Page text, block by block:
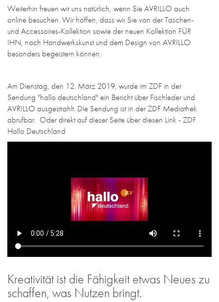
Weiterhin freuen wir uns natürlich, wenn Sie AVRILLO auch
online besuchen.Wir hoffen, dass wir Sie von der Taschen-
und Accessoires-Kollektion sowie der neuen Kollektion FÜR
IHN, nach Handwerkskunst und dem Design von AVRILLO
besonders begeistern können.
Am Dienstag, den 12. März 2019, wurde im ZDF in der
Sendung "hallo deutschland" ein Bericht über Fischleder und
AVRILLO ausgestrahlt. Die Sendung ist in der ZDF Mediathek
abrufbar. Oder direkt auf dieser Seite über diesen Link - ZDF
Hallo Deutschland
Kreativität ist die Fähigkeit etwas Neues zu
schaffen, was Nutzen bringt.